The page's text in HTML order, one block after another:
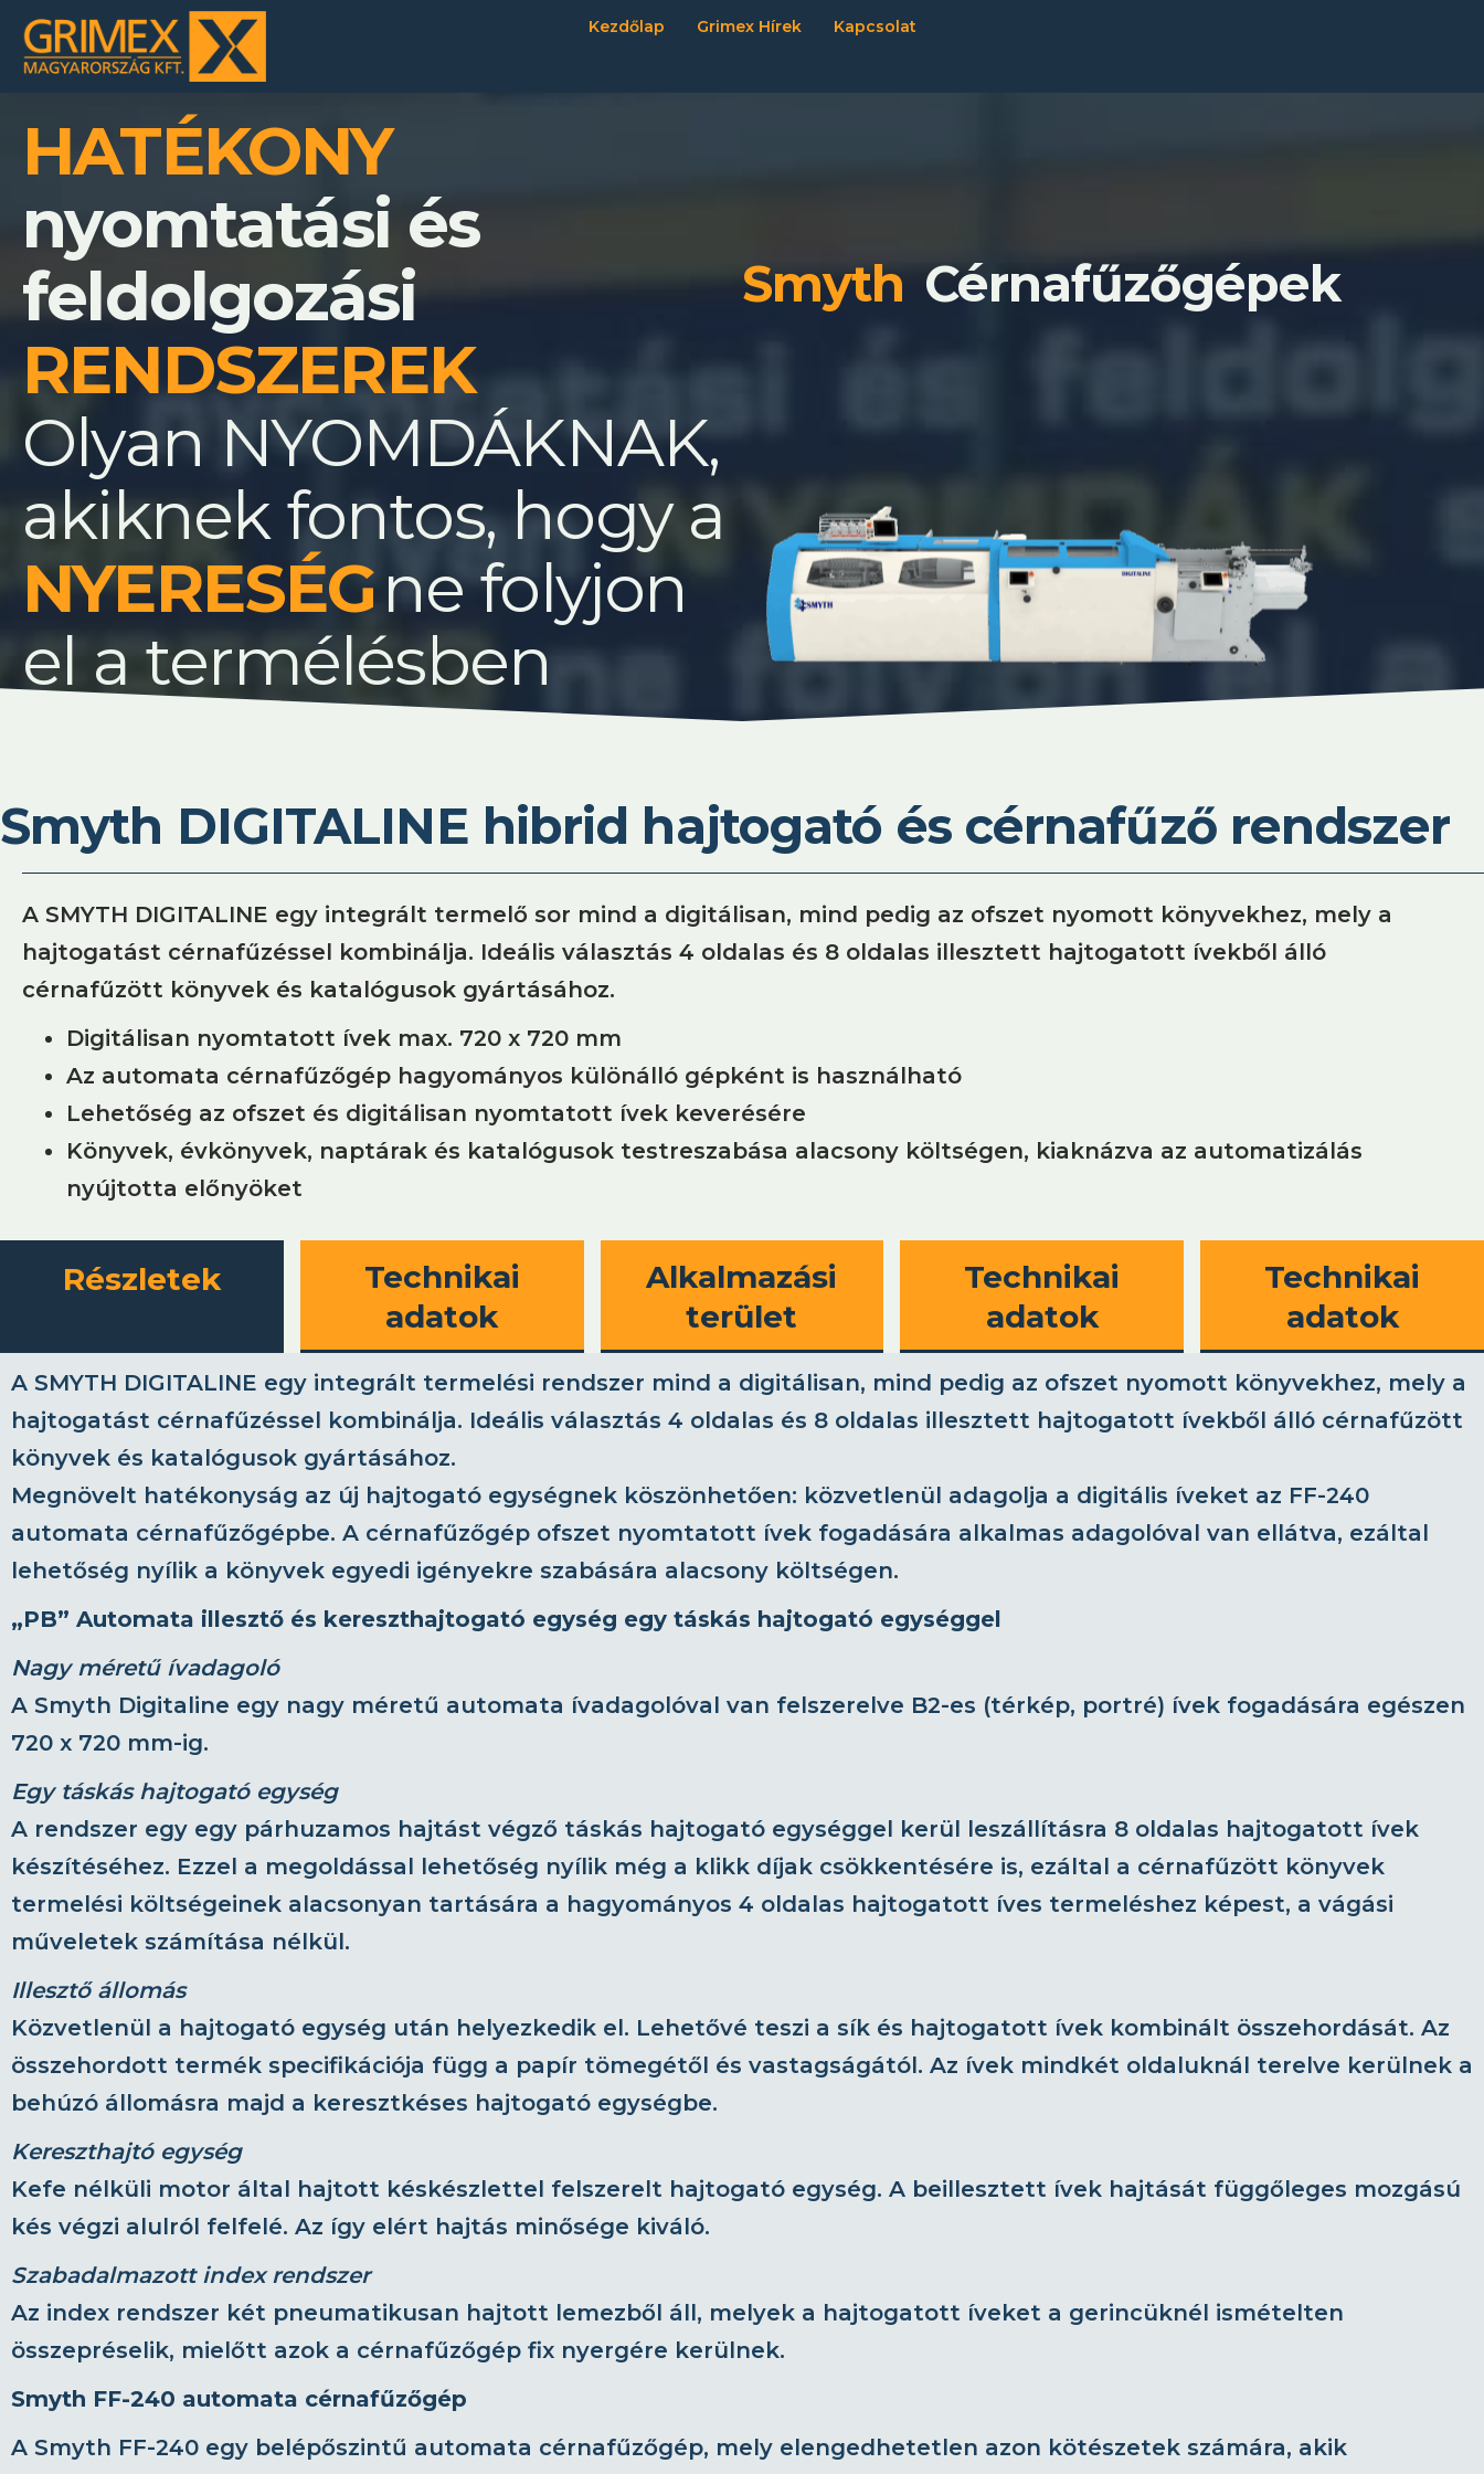
Kezdőlap Grimex Hírek Kapcsolat
HATÉKONY
nyomtatási és
feldolgozási
RENDSZEREK
Olyan NYOMDÁKNAK,
akiknek fontos, hogy a
ne folyjon
el a termélésben
Smyth Cérnafűzőgépek
Smyth DIGITALINE hibrid hajtogató és cérnafűző rendszer
A SMYTH DIGITALINE egy integrált termelő sor mind a digitálisan, mind pedig az ofszet nyomott könyvekhez, mely a
hajtogatást cérnafűzéssel kombinálja. Ideális választás 4 oldalas és 8 oldalas illesztett hajtogatott ívekből álló
cérnafűzött könyvek és katalógusok gyártásához.
Digitálisan nyomtatott ívek max. 720 x 720 mm
Az automata cérnafűzőgép hagyományos különálló gépként is használható
Lehetőség az ofszet és digitálisan nyomtatott ívek keverésére
Könyvek, évkönyvek, naptárak és katalógusok testreszabása alacsony költségen, kiaknázva az automatizálás
nyújtotta előnyöket
Részletek
Technikai
adatok
Alkalmazási
terület
Technikai
adatok
Technikai
adatok
A SMYTH DIGITALINE egy integrált termelési rendszer mind a digitálisan, mind pedig az ofszet nyomott könyvekhez, mely a
hajtogatást cérnafűzéssel kombinálja. Ideális választás 4 oldalas és 8 oldalas illesztett hajtogatott ívekből álló cérnafűzött
könyvek és katalógusok gyártásához.
Megnövelt hatékonyság az új hajtogató egységnek köszönhetően: közvetlenül adagolja a digitális íveket az FF-240
automata cérnafűzőgépbe. A cérnafűzőgép ofszet nyomtatott ívek fogadására alkalmas adagolóval van ellátva, ezáltal
lehetőség nyílik a könyvek egyedi igényekre szabására alacsony költségen.
„PB” Automata illesztő és kereszthajtogató egység egy táskás hajtogató egységgel
Nagy méretű ívadagoló
A Smyth Digitaline egy nagy méretű automata ívadagolóval van felszerelve B2-es (térkép, portré) ívek fogadására egészen
720 x 720 mm-ig.
Egy táskás hajtogató egység
A rendszer egy egy párhuzamos hajtást végző táskás hajtogató egységgel kerül leszállításra 8 oldalas hajtogatott ívek
készítéséhez. Ezzel a megoldással lehetőség nyílik még a klikk díjak csökkentésére is, ezáltal a cérnafűzött könyvek
termelési költségeinek alacsonyan tartására a hagyományos 4 oldalas hajtogatott íves termeléshez képest, a vágási
műveletek számítása nélkül.
Illesztő állomás
Közvetlenül a hajtogató egység után helyezkedik el. Lehetővé teszi a sík és hajtogatott ívek kombinált összehordását. Az
összehordott termék specifikációja függ a papír tömegétől és vastagságától. Az ívek mindkét oldaluknál terelve kerülnek a
behúzó állomásra majd a keresztkéses hajtogató egységbe.
Kereszthajtó egység
Kefe nélküli motor által hajtott késkészlettel felszerelt hajtogató egység. A beillesztett ívek hajtását függőleges mozgású
kés végzi alulról felfelé. Az így elért hajtás minősége kiváló.
Szabadalmazott index rendszer
Az index rendszer két pneumatikusan hajtott lemezből áll, melyek a hajtogatott íveket a gerincüknél ismételten
összepréselik, mielőtt azok a cérnafűzőgép fix nyergére kerülnek.
Smyth FF-240 automata cérnafűzőgép
A Smyth FF-240 egy belépőszintű automata cérnafűzőgép, mely elengedhetetlen azon kötészetek számára, akik